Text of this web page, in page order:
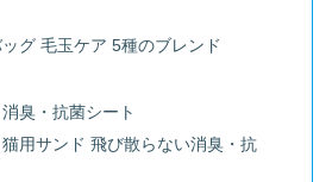
グ 毛玉ケア 5種のブレンド
臭・抗菌シート
用サンド 飛び散らない消臭・抗